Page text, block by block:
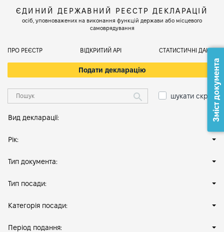
ЄДИНИЙ ДЕРЖАВНИЙ РЕЄСТР ДЕКЛАРАЦІЙ
осіб, уповноважених на виконання функцій держави або місцевого
самоврядування
ПРО РЕЄСТР ВІДКРИТИЙ АРІ СТАТИСТИЧНІ ДАНІ
Подати декларацію
шукати скрізь
Вид декларації:
Рік:
Тип документа:
Тип посади:
Категорія посади:
Період подання:
Зміст документа